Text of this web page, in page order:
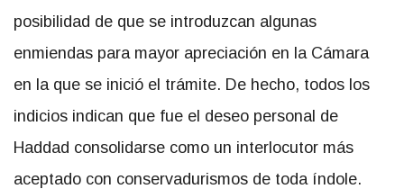
posibilidad de que se introduzcan algunas
enmiendas para mayor apreciación en la Cámara
en la que se inició el trámite. De hecho, todos los
indicios indican que fue el deseo personal de
Haddad consolidarse como un interlocutor más
aceptado con conservadurismos de toda índole.